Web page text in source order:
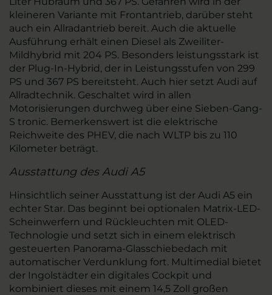
kleineren Variante mit Frontantrieb, darüber steht
auch ein Allradantrieb bereit. Auch die aktuelle
Ausführung erhält einen Diesel als Zweiliter-
Mildhybrid mit 204 PS. Besonders leistungsstark ist
der Plug-In-Hybrid, der in Leistungsstufen von 299
PS und 367 PS bereitsteht. Auch hier setzt Audi auf
Allradtechnik. Geschaltet wird in allen
Motorisierungen durchweg über eine Sieben-Gang-
S tronic. Bemerkenswert ist die elektrische
Reichweite des PHEV, die nach WLTP bis zu 110
Kilometer beträgt.
Ausstattung des Audi A5
Hinsichtlich seiner Ausstattung ist der Audi A5 ein
echter Star. Das beginnt bei optionalen Matrix-LED-
Scheinwerfern und Rückleuchten mit OLED-
Technologie und setzt sich in einem elektrisch
gesteuerten Panorama-Glasschiebedach mit
automatischer Verdunklung fort. Multimedial bietet
der Ingolstädter ein digitales Cockpit und
kombiniert dieses mit einem 14,5 Zoll großen